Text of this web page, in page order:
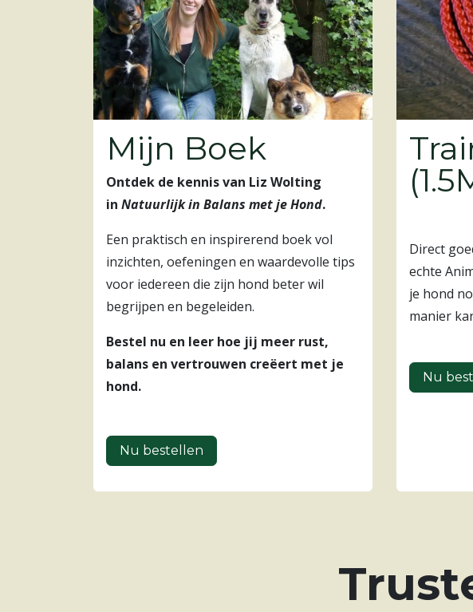
Mijn Boek
Ontdek de kennis van Liz Wolting
in Natuurlijk in Balans met je Hond.
Een praktisch en inspirerend boek vol
inzichten, oefeningen en waardevolle tips
voor iedereen die zijn hond beter wil
begrijpen en begeleiden.
Bestel nu en leer hoe jij meer rust,
balans en vertrouwen creëert met je
hond.
Nu bestellen
Direct
echte
je hond
manier
Nu